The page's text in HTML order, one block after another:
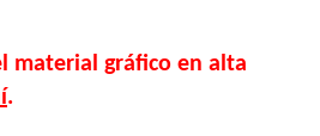
material gráfico en alta
.